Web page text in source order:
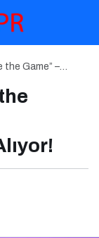
the Game” –
Geleceğin